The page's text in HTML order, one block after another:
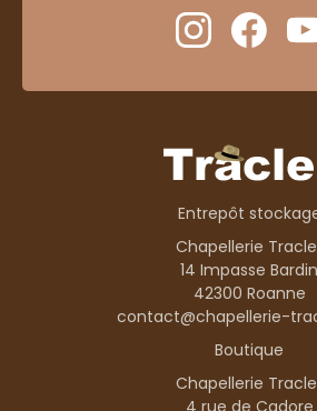
Entrepôt
Chapellerie
14 Impasse Bardin
42300 Roanne
contact@chapellerie-
Boutique
Chapellerie